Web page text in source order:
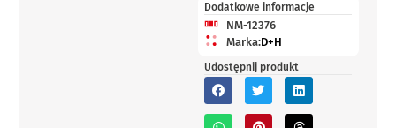
Dodatkowe informacje
NM-12376
Marka:D+H
Udostępnij produkt